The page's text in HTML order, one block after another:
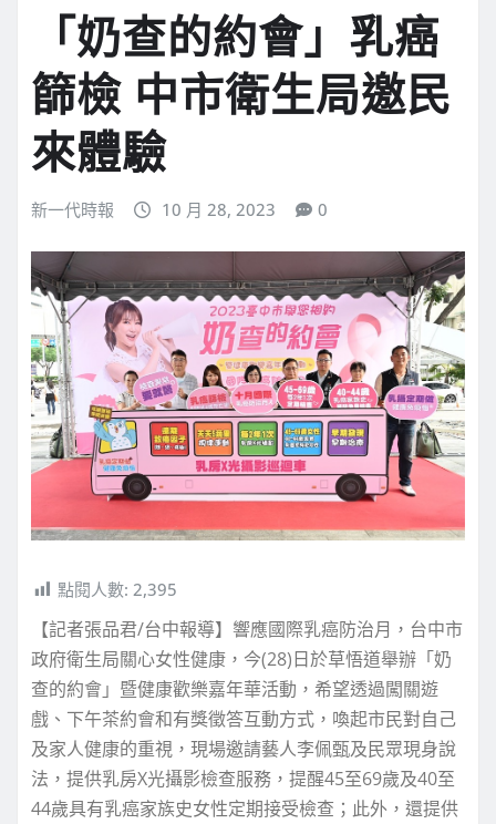
「奶查的約會」乳癌
篩檢 中市衛生局邀民
來體驗
新一代時報 10 月 28, 2023 0
點閱人數: 2,395
【記者張品君/台中報導】響應國際乳癌防治月，台中市
政府衛生局關心女性健康，今(28)日於草悟道舉辦「奶
查的約會」暨健康歡樂嘉年華活動，希望透過闖關遊
戲、下午茶約會和有獎徵答互動方式，喚起市民對自己
及家人健康的重視，現場邀請藝人李佩甄及民眾現身說
法，提供乳房X光攝影檢查服務，提醒45至69歲及40至
44歲具有乳癌家族史女性定期接受檢查；此外，還提供